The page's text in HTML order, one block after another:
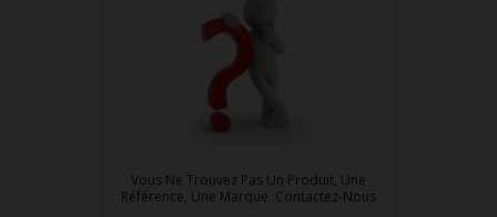
Vous Ne Trouvez Pas Un Produit, Une
Référence, Une Marque :Contactez-Nous